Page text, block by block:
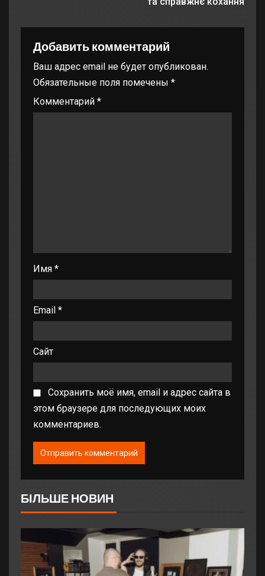
Добавить комментарий
Ваш адрес email не будет опубликован.
Обязательные поля помечены *
Комментарий *
Имя *
Email *
Сайт
Сохранить моё имя, email и адрес сайта в
этом браузере для последующих моих
комментариев.
БІЛЬШЕ НОВИН